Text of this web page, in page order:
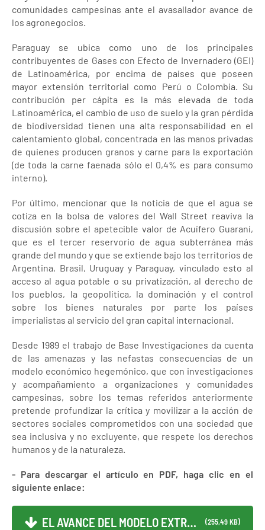
comunidades campesinas ante el avasallador avance de
los agronegocios.
Paraguay se ubica como uno de los principales
contribuyentes de Gases con Efecto de Invernadero (GEI)
de Latinoamérica, por encima de países que poseen
mayor extensión territorial como Perú o Colombia. Su
contribución per cápita es la más elevada de toda
Latinoamérica, el cambio de uso de suelo y la gran pérdida
de biodiversidad tienen una alta responsabilidad en el
calentamiento global, concentrada en las manos privadas
de quienes producen granos y carne para la exportación
(de toda la carne faenada sólo el 0,4% es para consumo
interno).
Por último, mencionar que la noticia de que el agua se
cotiza en la bolsa de valores del Wall Street reaviva la
discusión sobre el apetecible valor de Acuífero Guaraní,
que es el tercer reservorio de agua subterránea más
grande del mundo y que se extiende bajo los territorios de
Argentina, Brasil, Uruguay y Paraguay, vinculado esto al
acceso al agua potable o su privatización, al derecho de
los pueblos, la geopolítica, la dominación y el control
sobre los bienes naturales por parte los países
imperialistas al servicio del gran capital internacional.
Desde 1989 el trabajo de Base Investigaciones da cuenta
de las amenazas y las nefastas consecuencias de un
modelo económico hegemónico, que con investigaciones
y acompañamiento a organizaciones y comunidades
campesinas, sobre los temas referidos anteriormente
pretende profundizar la crítica y movilizar a la acción de
sectores sociales comprometidos con una sociedad que
sea inclusiva y no excluyente, que respete los derechos
humanos y de la naturaleza.
- Para descargar el artículo en PDF, haga clic en el
siguiente enlace:
EL AVANCE DEL MODELO EXTRAC... (255,49 KB)